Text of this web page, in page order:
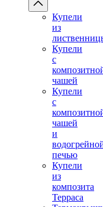
Купели
из
Купели
с
чашей
Купели
с
чашей
и
печью
Купели
из
композита
Терраса